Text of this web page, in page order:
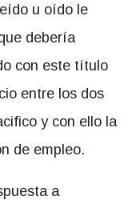
u oído le
debería
con este título
entre los dos
y con ello la
de empleo.